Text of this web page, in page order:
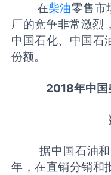
在柴油零售市
厂的竞争非常激烈
中国石化、中国石
份额。
2018年中国
据中国石油和
年，在直销分销和